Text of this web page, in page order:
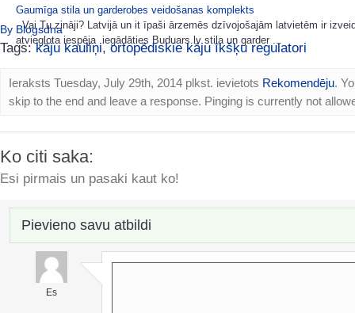
Gaumīga stila un garderobes veidošanas komplekts
Vai Tu zināji? Latvijā un it īpaši ārzemēs dzīvojošajām latvietēm ir
atvieglota iespēja iegādāties Buduars.lv stila un garder ...
By Blogsdna
Tags:kāju kauliņi,ortopēdiskie kāju īkšķu regulatori
Ieraksts Tuesday, July 29th, 2014 plkst. ievietots Rekomendēju.
skip to the end and leave a response. Pinging is currently not
Ko citi saka:
Esi pirmais un pasaki kaut ko!
Pievieno savu atbildi
Es